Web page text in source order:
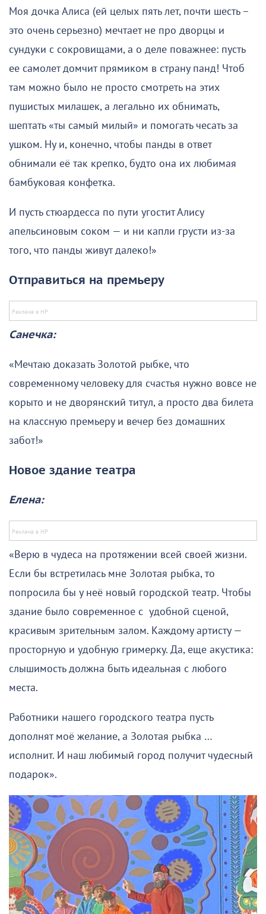
Моя дочка Алиса (ей целых пять лет, почти шесть –
это очень серьезно) мечтает не про дворцы и
сундуки с сокровищами, а о деле поважнее: пусть
ее самолет домчит прямиком в страну панд! Чтоб
там можно было не просто смотреть на этих
пушистых милашек, а легально их обнимать,
шептать «ты самый милый» и помогать чесать за
ушком. Ну и, конечно, чтобы панды в ответ
обнимали её так крепко, будто она их любимая
бамбуковая конфетка.
И пусть стюардесса по пути угостит Алису
апельсиновым соком — и ни капли грусти из-за
того, что панды живут далеко!»
Отправиться на премьеру
Санечка:
«Мечтаю доказать Золотой рыбке, что
современному человеку для счастья нужно вовсе не
корыто и не дворянский титул, а просто два билета
на классную премьеру и вечер без домашних
забот!»
Новое здание театра
Елена:
«Верю в чудеса на протяжении всей своей жизни.
Если бы встретилась мне Золотая рыбка, то
попросила бы у неё новый городской театр. Чтобы
здание было современное с удобной сценой,
красивым зрительным залом. Каждому артисту —
просторную и удобную гримерку. Да, еще акустика:
слышимость должна быть идеальная с любого
места.
Работники нашего городского театра пусть
дополнят моё желание, а Золотая рыбка …
исполнит. И наш любимый город получит чудесный
подарок».